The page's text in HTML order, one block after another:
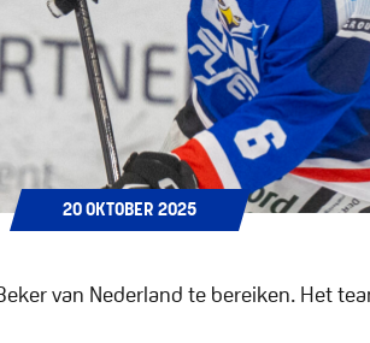
20 OKTOBER 2025
van Nederland te bereiken. Het